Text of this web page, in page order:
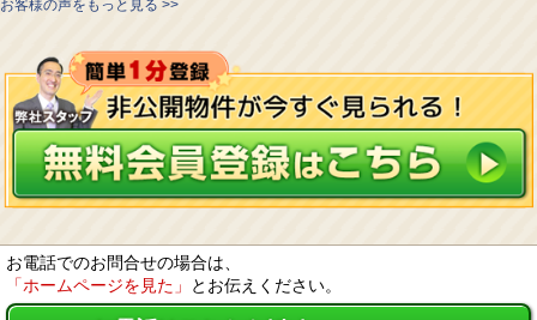
お客様の声をもっと見る >>
お電話でのお問合せの場合は、
「ホームページを見た」
とお伝えください。